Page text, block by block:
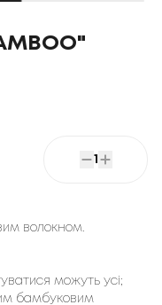
1
волокном.
можуть усі;
бамбуковим